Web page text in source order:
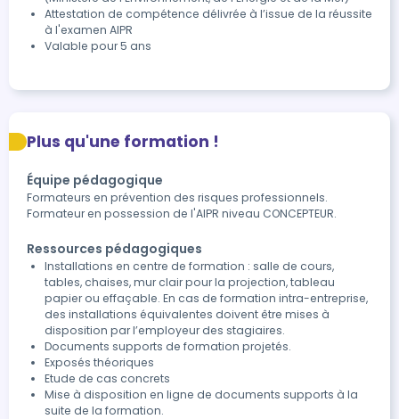
Attestation de compétence délivrée à l’issue de la réussite
à l'examen AIPR
Valable pour 5 ans
Plus qu'une formation !
Équipe pédagogique
Formateurs en prévention des risques professionnels.
Formateur en possession de l'AIPR niveau CONCEPTEUR.
Ressources pédagogiques
Installations en centre de formation : salle de cours,
tables, chaises, mur clair pour la projection, tableau
papier ou effaçable. En cas de formation intra-entreprise,
des installations équivalentes doivent être mises à
disposition par l’employeur des stagiaires.
Documents supports de formation projetés.
Exposés théoriques
Etude de cas concrets
Mise à disposition en ligne de documents supports à la
suite de la formation.